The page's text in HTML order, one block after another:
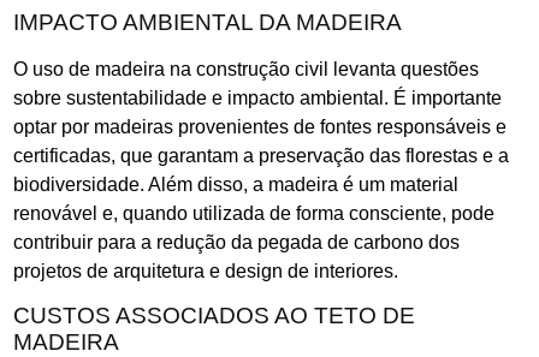
IMPACTO AMBIENTAL DA MADEIRA
O uso de madeira na construção civil levanta questões
sobre sustentabilidade e impacto ambiental. É importante
optar por madeiras provenientes de fontes responsáveis e
certificadas, que garantam a preservação das florestas e a
biodiversidade. Além disso, a madeira é um material
renovável e, quando utilizada de forma consciente, pode
contribuir para a redução da pegada de carbono dos
projetos de arquitetura e design de interiores.
CUSTOS ASSOCIADOS AO TETO DE
MADEIRA